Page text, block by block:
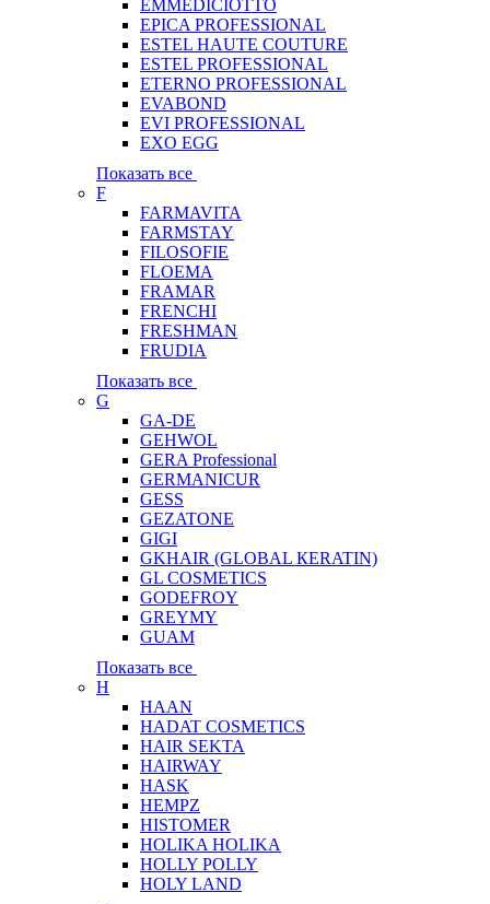
EMMEDICIOTTO
EPICA PROFESSIONAL
ESTEL HAUTE COUTURE
ESTEL PROFESSIONAL
ETERNO PROFESSIONAL
EVABOND
EVI PROFESSIONAL
EXO EGG
Показать все
F
FARMAVITA
FARMSTAY
FILOSOFIE
FLOEMA
FRAMAR
FRENCHI
FRESHMAN
FRUDIA
Показать все
G
GA-DE
GEHWOL
GERA Professional
GERMANICUR
GESS
GEZATONE
GIGI
GKHAIR (GLOBAL КЕRATIN)
GL COSMETICS
GODEFROY
GREYMY
GUAM
Показать все
H
HAAN
HADAT COSMETICS
HAIR SEKTA
HAIRWAY
HASK
HEMPZ
HISTOMER
HOLIKA HOLIKA
HOLLY POLLY
HOLY LAND